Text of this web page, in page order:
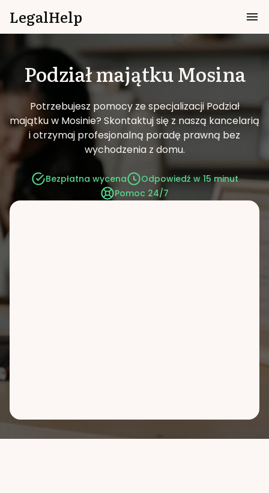
LegalHelp
Podział majątkuMosina
Potrzebujesz pomocy ze specjalizacji Podział
majątku w Mosinie? Skontaktuj się z naszą kancelarią
i otrzymaj profesjonalną poradę prawną bez
wychodzenia z domu.
Bezpłatna wycena
Odpowiedź w 15 minut
Pomoc 24/7